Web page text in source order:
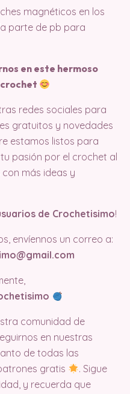
magnéticos en los
parte de pb para
en este hermoso
redes sociales para
gratuitos y novedades
estamos listos para
pasión por el crochet al
con más ideas y
de Crochetisimo!
envíennos un correo a:
comunidad de
en nuestras
de todas las
gratis
. Sigue
y recuerda que